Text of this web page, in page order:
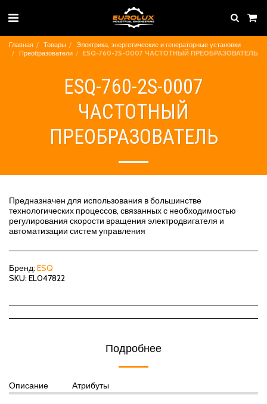
Главная Товары
Электрика, энергетические и генераторные установки
Преобразователи
ESQ-760-2S-0007 ЧАСТОТНЫЙ ПРЕОБРАЗОВАТЕЛЬ
ESQ-760-2S-0007
ЧАСТОТНЫЙ
ПРЕОБРАЗОВАТЕЛЬ
Предназначен для использования в большинстве
технологических процессов, связанных с необходимостью
регулирования скорости вращения электродвигателя и
автоматизации систем управления
Бренд: ESQ
SKU: EL047822
Подробнее
Описание Атрибуты